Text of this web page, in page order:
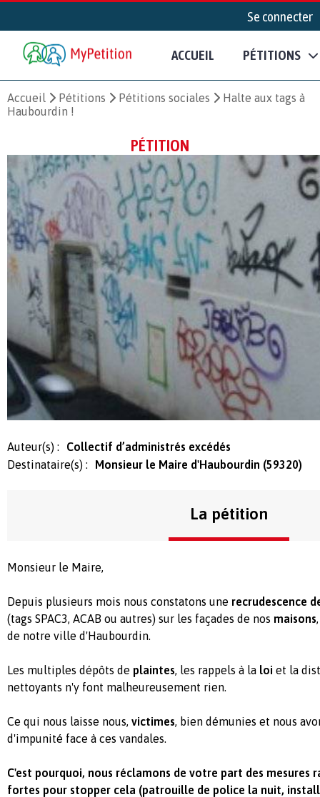
Se connecter
ACCUEIL PÉTITIONS
Accueil Pétitions Pétitions sociales
Halte aux tags à
Haubourdin !
PÉTITION
Auteur(s) :
Collectif d’administrés excédés
Destinataire(s) :
Monsieur le Maire d'Haubourdin (59320)
La pétition
Monsieur le Maire,
Depuis plusieurs mois nous constatons une recrudescence
(tags SPAC3, ACAB ou autres) sur les façades de nos maisons
de notre ville d'Haubourdin.
Les multiples dépôts de plaintes, les rappels à la loi et la
nettoyants n'y font malheureusement rien.
Ce qui nous laisse nous, victimes, bien démunies et nous
d'impunité face à ces vandales.
C'est pourquoi, nous réclamons de votre part des mesures
fortes pour stopper cela (patrouille de police la nuit,